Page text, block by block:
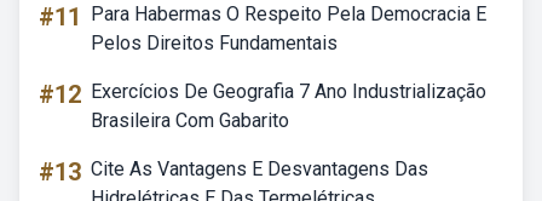
#11
Para Habermas O Respeito Pela Democracia E
Pelos Direitos Fundamentais
#12 Exercícios De Geografia 7 Ano Industrialização
Brasileira Com Gabarito
#13 Cite As Vantagens E Desvantagens Das